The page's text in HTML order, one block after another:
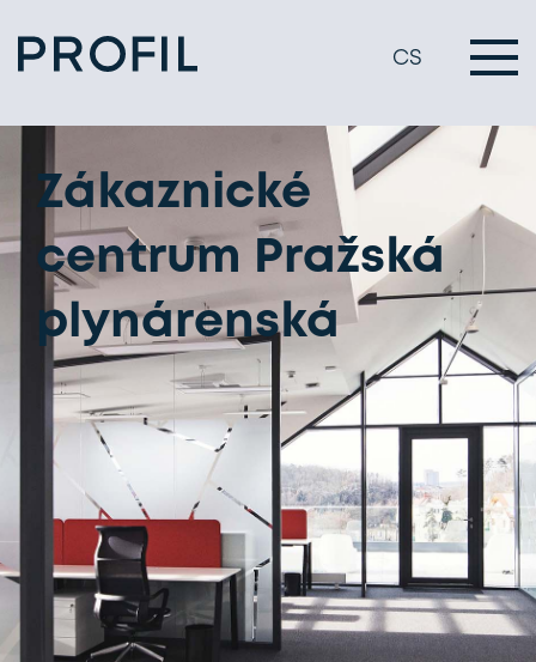
CS
Zákaznické
centrum Pražská
plynárenská